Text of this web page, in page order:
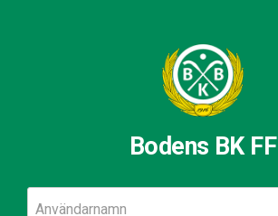
Bodens BK FF
Användarnamn